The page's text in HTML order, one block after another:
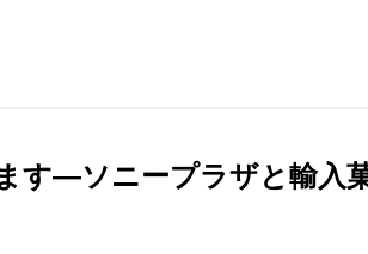
す―ソニープラザと輸入